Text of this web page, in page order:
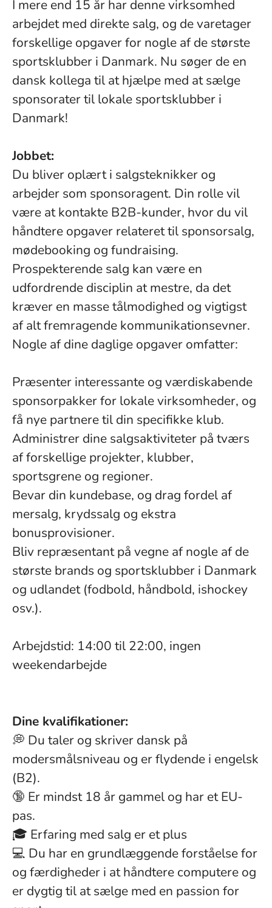
I mere end 15 år har denne virksomhed
arbejdet med direkte salg, og de varetager
forskellige opgaver for nogle af de største
sportsklubber i Danmark. Nu søger de en
dansk kollega til at hjælpe med at sælge
sponsorater til lokale sportsklubber i
Danmark!
Jobbet:
Du bliver oplært i salgsteknikker og
arbejder som sponsoragent. Din rolle vil
være at kontakte B2B-kunder, hvor du vil
håndtere opgaver relateret til sponsorsalg,
mødebooking og fundraising.
Prospekterende salg kan være en
udfordrende disciplin at mestre, da det
kræver en masse tålmodighed og vigtigst
af alt fremragende kommunikationsevner.
Nogle af dine daglige opgaver omfatter:
Præsenter interessante og værdiskabende
sponsorpakker for lokale virksomheder, og
få nye partnere til din specifikke klub.
Administrer dine salgsaktiviteter på tværs
af forskellige projekter, klubber,
sportsgrene og regioner.
Bevar din kundebase, og drag fordel af
mersalg, krydssalg og ekstra
bonusprovisioner.
Bliv repræsentant på vegne af nogle af de
største brands og sportsklubber i Danmark
og udlandet (fodbold, håndbold, ishockey
osv.).
Arbejdstid: 14:00 til 22:00, ingen
weekendarbejde
Dine kvalifikationer:
💭 Du taler og skriver dansk på
modersmålsniveau og er flydende i engelsk
(B2).
🔞 Er mindst 18 år gammel og har et EU-
pas.
🎓 Erfaring med salg er et plus
💻 Du har en grundlæggende forståelse for
og færdigheder i at håndtere computere og
er dygtig til at sælge med en passion for